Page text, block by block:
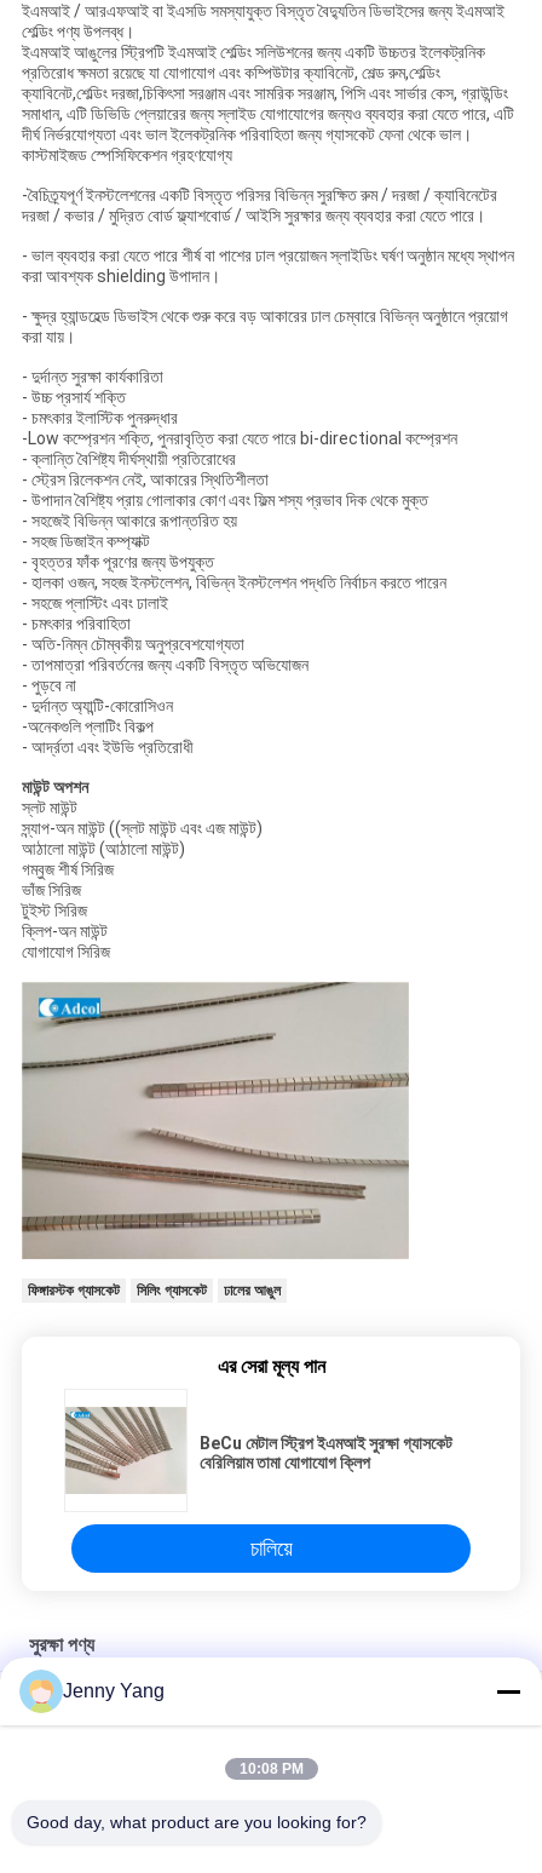
ইএমআই / আরএফআই বা ইএসডি সমস্যাযুক্ত বিস্তৃত বৈদ্যুতিন ডিভাইসের জন্য ইএমআই
শেল্ডিং পণ্য উপলব্ধ।
ইএমআই আঙুলের স্ট্রিপটি ইএমআই শেল্ডিং সলিউশনের জন্য একটি উচ্চতর ইলেকট্রনিক
প্রতিরোধ ক্ষমতা রয়েছে যা যোগাযোগ এবং কম্পিউটার ক্যাবিনেট, শেল্ড রুম,শেল্ডিং
ক্যাবিনেট,শেল্ডিং দরজা,চিকিৎসা সরঞ্জাম এবং সামরিক সরঞ্জাম, পিসি এবং সার্ভার কেস, গ্রাউন্ডিং
সমাধান, এটি ডিভিডি প্লেয়ারের জন্য স্লাইড যোগাযোগের জন্যও ব্যবহার করা যেতে পারে, এটি
দীর্ঘ নির্ভরযোগ্যতা এবং ভাল ইলেকট্রনিক পরিবাহিতা জন্য গ্যাসকেট ফেনা থেকে ভাল।
কাস্টমাইজড স্পেসিফিকেশন গ্রহণযোগ্য
-বৈচিত্র্যপূর্ণ ইনস্টলেশনের একটি বিস্তৃত পরিসর বিভিন্ন সুরক্ষিত রুম / দরজা / ক্যাবিনেটের
দরজা / কভার / মুদ্রিত বোর্ড ফ্ল্যাশবোর্ড / আইসি সুরক্ষার জন্য ব্যবহার করা যেতে পারে।
- ভাল ব্যবহার করা যেতে পারে শীর্ষ বা পাশের ঢাল প্রয়োজন স্লাইডিং ঘর্ষণ অনুষ্ঠান মধ্যে স্থাপন
করা আবশ্যক shielding উপাদান।
- ক্ষুদ্র হ্যান্ডহেল্ড ডিভাইস থেকে শুরু করে বড় আকারের ঢাল চেম্বারে বিভিন্ন অনুষ্ঠানে প্রয়োগ
করা যায়।
- দুর্দান্ত সুরক্ষা কার্যকারিতা
- উচ্চ প্রসার্য শক্তি
- চমৎকার ইলাস্টিক পুনরুদ্ধার
-Low কম্প্রেশন শক্তি, পুনরাবৃত্তি করা যেতে পারে bi-directional কম্প্রেশন
- ক্লান্তি বৈশিষ্ট্য দীর্ঘস্থায়ী প্রতিরোধের
- স্ট্রেস রিলেকশন নেই, আকারের স্থিতিশীলতা
- উপাদান বৈশিষ্ট্য প্রায় গোলাকার কোণ এবং ফিল্ম শস্য প্রভাব দিক থেকে মুক্ত
- সহজেই বিভিন্ন আকারে রূপান্তরিত হয়
- সহজ ডিজাইন কম্প্যাক্ট
- বৃহত্তর ফাঁক পূরণের জন্য উপযুক্ত
- হালকা ওজন, সহজ ইনস্টলেশন, বিভিন্ন ইনস্টলেশন পদ্ধতি নির্বাচন করতে পারেন
- সহজে প্লাস্টিং এবং ঢালাই
- চমৎকার পরিবাহিতা
- অতি-নিম্ন চৌম্বকীয় অনুপ্রবেশযোগ্যতা
- তাপমাত্রা পরিবর্তনের জন্য একটি বিস্তৃত অভিযোজন
- পুড়বে না
- দুর্দান্ত অ্যান্টি-কোরোসিওন
-অনেকগুলি প্লাটিং বিকল্প
- আর্দ্রতা এবং ইউভি প্রতিরোধী
মাউন্ট অপশন
স্লট মাউন্ট
স্ন্যাপ-অন মাউন্ট ((স্লট মাউন্ট এবং এজ মাউন্ট)
আঠালো মাউন্ট (আঠালো মাউন্ট)
গম্বুজ শীর্ষ সিরিজ
ভাঁজ সিরিজ
টুইস্ট সিরিজ
ক্লিপ-অন মাউন্ট
যোগাযোগ সিরিজ
ফিঙ্গারস্টক গ্যাসকেট সিলিং গ্যাসকেট ঢালের আঙুল
এর সেরা মূল্য পান
BeCu মেটাল স্ট্রিপ ইএমআই সুরক্ষা গ্যাসকেট
বেরিলিয়াম তামা যোগাযোগ ক্লিপ
চালিয়ে
সুরক্ষা পণ্য
P আকারের সুরক্ষা পণ্যগুলির সাথে আঠালো ইমি সুরক্ষা গ্যাসকেট
Jenny Yang
10:08 PM
Good day, what product are you looking for?